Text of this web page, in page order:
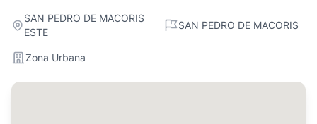
SAN PEDRO DE MACORIS
ESTE
SAN PEDRO DE MACORIS
Zona Urbana